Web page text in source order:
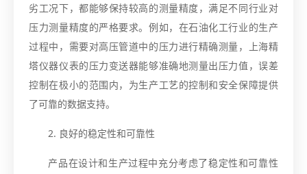
劣工况下，都能够保持较高的测量精度，满足不同行业对
压力测量精度的严格要求。例如，在石油化工行业的生产
过程中，需要对高压管道中的压力进行精确测量，上海精
塔仪器仪表的压力变送器能够准确地测量出压力值，误差
控制在极小的范围内，为生产工艺的控制和安全保障提供
了可靠的数据支持。
2. 良好的稳定性和可靠性
产品在设计和生产过程中充分考虑了稳定性和可靠性